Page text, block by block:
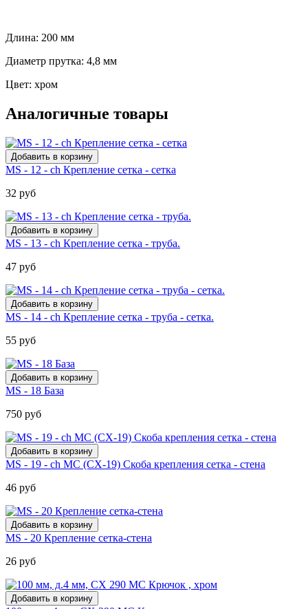
Длина: 200 мм
Диаметр прутка: 4,8 мм
Цвет: хром
Аналогичные товары
MS - 12 - ch Крепление сетка - сетка
32 руб
MS - 13 - ch Крепление сетка - труба.
47 руб
MS - 14 - ch Крепление сетка - труба - сетка.
55 руб
MS - 18 База
750 руб
MS - 19 - ch МС (CX-19) Скоба крепления сетка - стена
46 руб
MS - 20 Крепление сетка-стена
26 руб